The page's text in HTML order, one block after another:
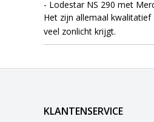
- Lodestar NS 290 met
Het zijn allemaal
veel zonlicht krijgt.
KLANTENSERVICE